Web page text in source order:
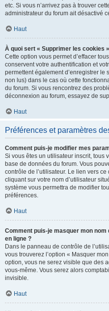
etc. Si vous n’arrivez pas à trouver
administrateur du forum ait désactivé
Haut
À quoi sert « Supprimer les cookies
Cette option vous permet d’effacer
conservent votre authentification et
permettent également d’enregistrer le
non lus) dans le cas où cette
du forum. Si vous rencontrez des
déconnexion au forum, essayez de
Haut
Préférences et paramètres
Comment puis-je modifier mes
Si vous êtes un utilisateur inscrit, tous
base de données du forum. Vous
contrôle de l’utilisateur. Le lien vers
cliquant sur votre nom d’utilisateur
système vous permettra de modifier
préférences.
Haut
Comment puis-je masquer mon
en ligne ?
Dans le panneau de contrôle de
vous trouverez l’option « Masquer
option, vous ne serez visible que des
vous-même. Vous serez alors
invisible.
Haut